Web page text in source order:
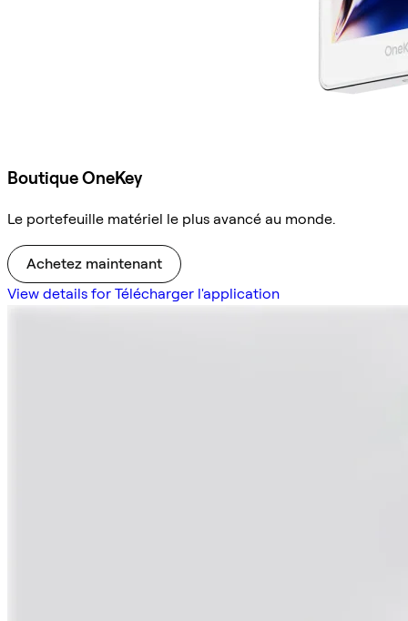
Boutique OneKey
Le portefeuille matériel le plus avancé au monde.
Achetez maintenant
View details for Télécharger l'application